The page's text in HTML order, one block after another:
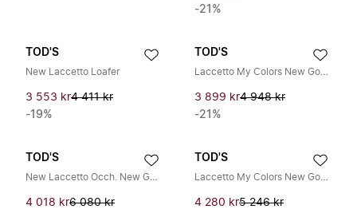
-21%
TOD'S
New Laccetto Loafer
3 553 kr4 411 kr
-19%
TOD'S
Laccetto My Colors New Gommini
3 899 kr4 948 kr
-21%
TOD'S
New Laccetto Occh. New Gommini 122 Patch
4 018 kr6 080 kr
TOD'S
Laccetto My Colors New Gommini 122
4 280 kr5 246 kr